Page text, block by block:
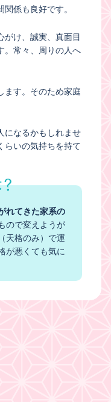
係も良好です。
がけ、誠実、真面目
。常々、周りの人へ
ます。そのため家庭
になるかもしれませ
らいの気持ちを持て
れてきた家系の
ので変えようが
天格のみ）で運
が悪くても気に